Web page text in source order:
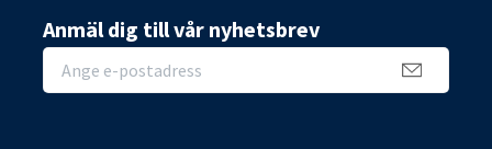
Anmäl dig till vår nyhetsbrev